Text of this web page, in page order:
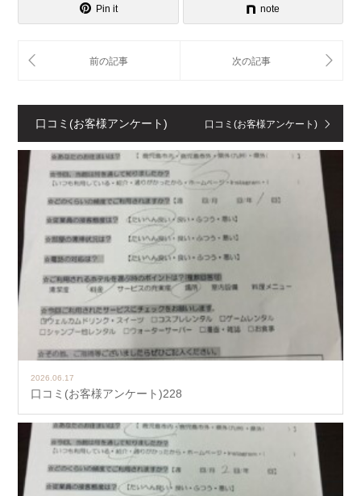
Pin it note
口コミ(お客様アンケート) 口コミ(お客様アンケート)
2026.06.17
口コミ(お客様アンケート)228